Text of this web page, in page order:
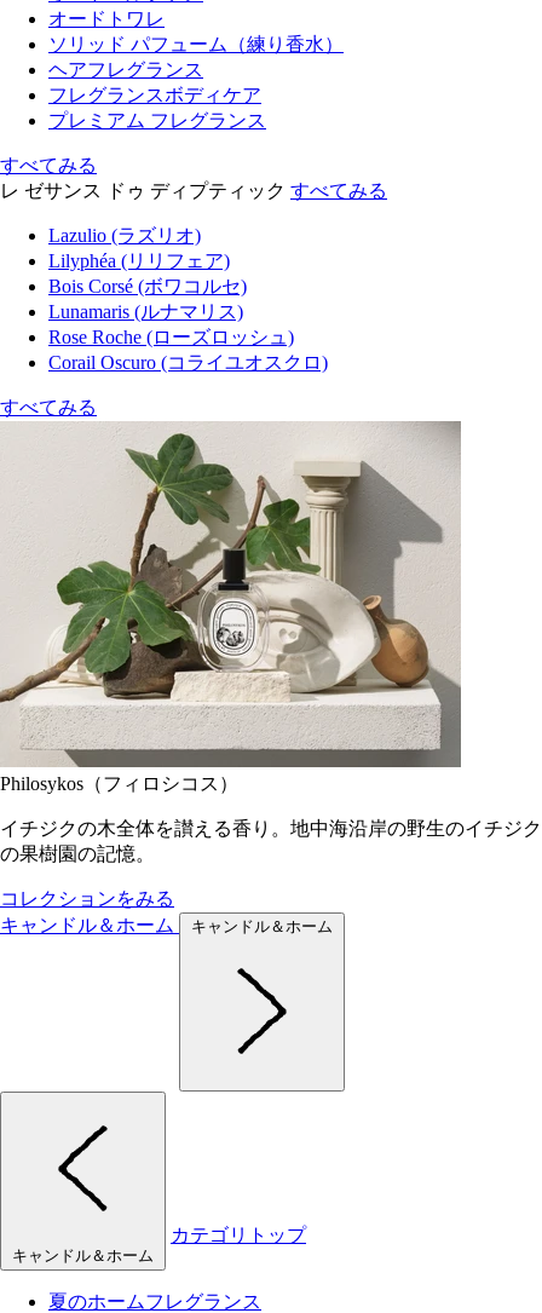
オードトワレ
ソリッド パフューム（練り香水）
ヘアフレグランス
フレグランスボディケア
プレミアム フレグランス
すべてみる
レ ゼサンス ドゥ ディプティック すべてみる
Lazulio (ラズリオ)
Lilyphéa (リリフェア)
Bois Corsé (ボワコルセ)
Lunamaris (ルナマリス)
Rose Roche (ローズロッシュ)
Corail Oscuro (コライユオスクロ)
すべてみる
Philosykos（フィロシコス）
イチジクの木全体を讃える香り。地中海沿岸の野生のイチジク
の果樹園の記憶。
コレクションをみる
キャンドル＆ホーム
キャンドル＆ホーム
キャンドル＆ホーム
カテゴリトップ
夏のホームフレグランス